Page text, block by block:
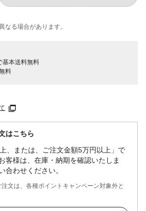
る​場合が​あります。
基本送料無料
料
はこちら
、または、ご注文金額5万円以上」で
客様は、在庫・納期を確認いたしま
合わせください。
文は、各種ポイントキャンペーン対象外と